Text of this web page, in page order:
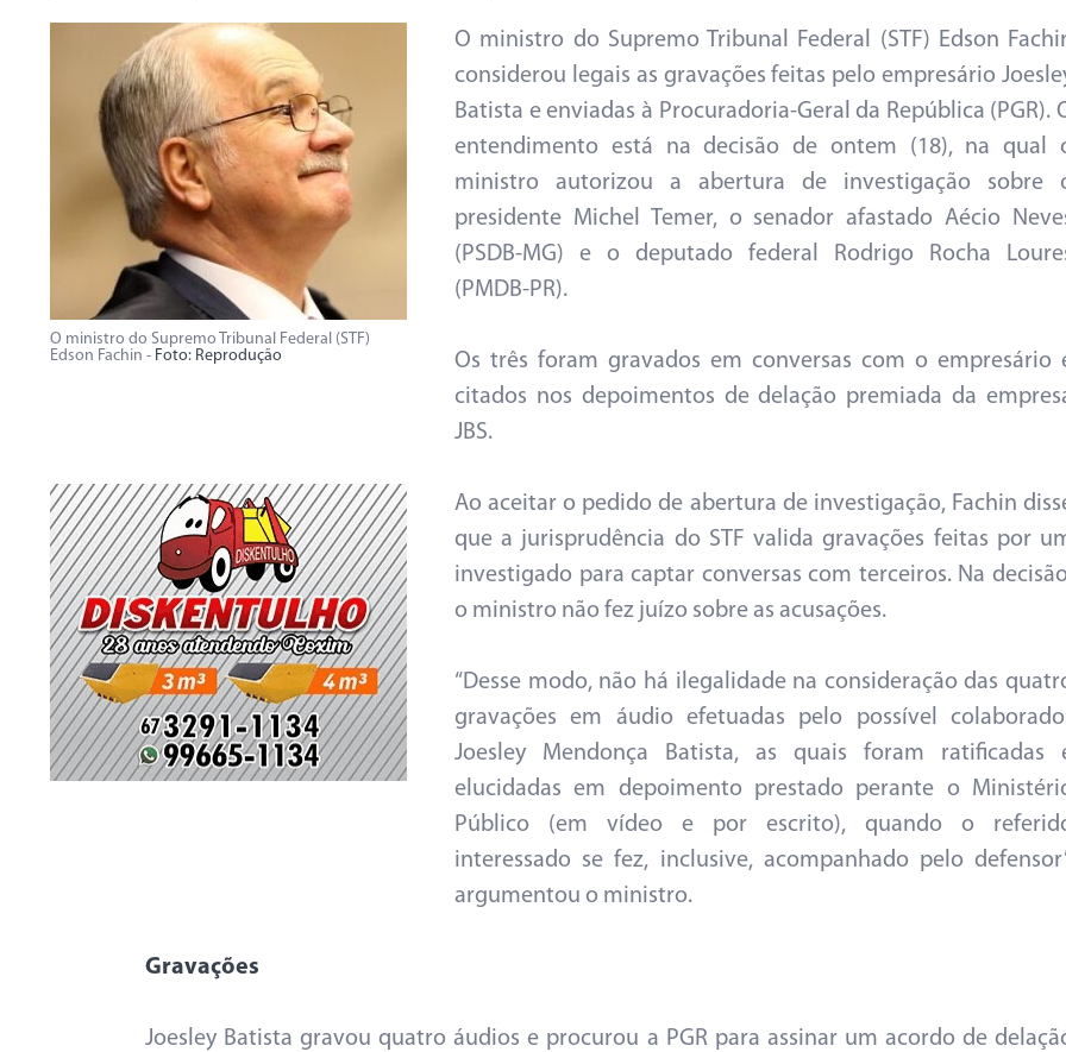
O ministro do Supremo Tribunal Federal (STF)
Edson Fachin - Foto: Reprodução
O ministro do Supremo Tribunal Federal (STF) Edson
considerou legais as gravações feitas pelo empresário
Batista e enviadas à Procuradoria-Geral da República (PGR).
entendimento está na decisão de ontem (18), na qual
ministro autorizou a abertura de investigação sobre
presidente Michel Temer, o senador afastado Aécio
(PSDB-MG) e o deputado federal Rodrigo Rocha
(PMDB-PR).
Os três foram gravados em conversas com o empresário
citados nos depoimentos de delação premiada da
JBS.
Ao aceitar o pedido de abertura de investigação, Fachin
que a jurisprudência do STF valida gravações feitas por
investigado para captar conversas com terceiros. Na
o ministro não fez juízo sobre as acusações.
“Desse modo, não há ilegalidade na consideração das
gravações em áudio efetuadas pelo possível
Joesley Mendonça Batista, as quais foram ratificadas
elucidadas em depoimento prestado perante o
Público (em vídeo e por escrito), quando o
interessado se fez, inclusive, acompanhado pelo
argumentou o ministro.
Gravações
Joesley Batista gravou quatro áudios e procurou a PGR para assinar um acordo de